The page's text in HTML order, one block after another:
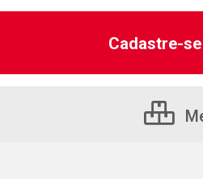
Cadastre-